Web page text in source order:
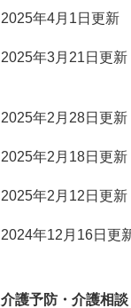
2025年4月1日更新
2025年3月21日更新
2025年2月28日更新
2025年2月18日更新
2025年2月12日更新
2024年12月16日更
介護予防・介護相談